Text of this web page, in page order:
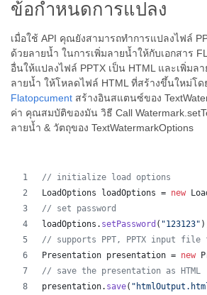
ข้อกำหนดการแปลง
เมื่อใช้ API คุณยังสามารถทำการแปลงไฟล์
ด้วยลายน้ำ ในการเพิ่มลายน้ำให้กับเอกสาร
อื่นให้แปลงไฟล์ PPTX เป็น HTML และเพิ่มล
ลายน้ำ ให้โหลดไฟล์ HTML ที่สร้างขึ้นใหม่โด
Flatopcument สร้างอินสแตนซ์ของ
ค่า คุณสมบัติของมัน วิธี Call
ลายน้ำ & วัตถุของ TextWatermarkOptions
// initialize load options
LoadOptions
loadOptions = new
// set password
loadOptions . setPassword ( "123123"
// supports PPT, PPTX input file
Presentation presentation = new
// save the presentation as HTML
presentation. save(